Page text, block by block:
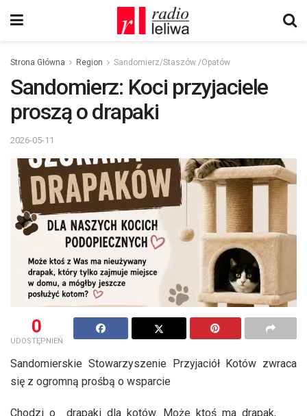
Strona Główna Region Sandomierz/Staszów /Opatów
Sandomierz: Koci przyjaciele
proszą o drapaki
2026-05-11
0
UDOSTĘPNIEŃ
Sandomierskie Stowarzyszenie Przyjaciół Kotów zwraca
się z ogromną prośbą o wsparcie
Chodzi o drapaki dla kotów. Może ktoś ma drapak,